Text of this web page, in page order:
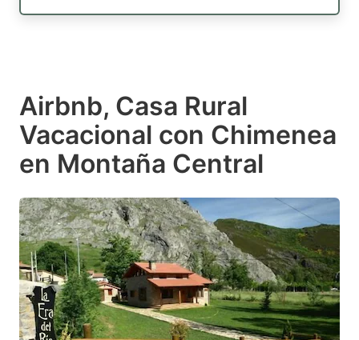
Airbnb, Casa Rural
Vacacional con Chimenea
en Montaña Central